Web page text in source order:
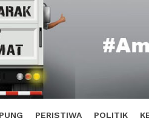
PERISTIWA POLITIK